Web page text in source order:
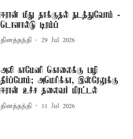
ஈரான் மீது தாக்குதல் நடத்துவோம் -
டொனால்டு டிரம்ப்
தினத்தந்தி 29 Jul 2026
அலி காமேனி கொலைக்கு பழி
தீர்ப்போம்; அமெரிக்கா, இஸ்ரேலுக்கு
ஈரான் உச்ச தலைவர் மிரட்டல்
தினத்தந்தி 11 Jul 2026